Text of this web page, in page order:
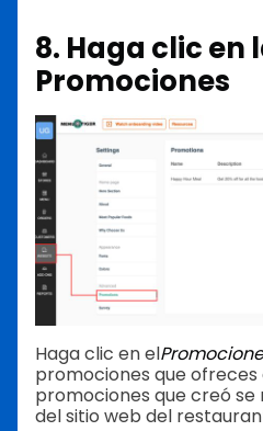
8. Haga clic en
Promociones
Haga clic en el
promociones que ofreces
promociones que creó
del sitio web del